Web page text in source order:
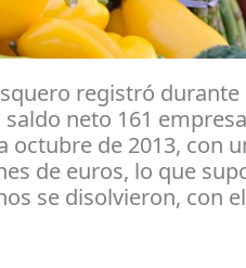
registró durante
neto 161
octubre de 2013, con
de euros, lo que
se disolvieron, con